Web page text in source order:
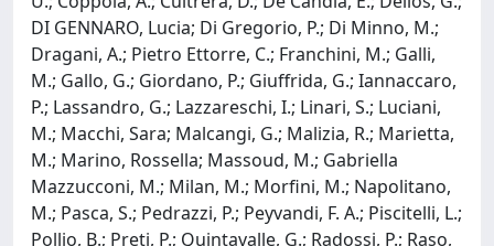
DI GENNARO, Lucia; Di Gregorio, P.; Di Minno, M.;
Dragani, A.; Pietro Ettorre, C.; Franchini, M.; Galli,
M.; Gallo, G.; Giordano, P.; Giuffrida, G.; Iannaccaro,
P.; Lassandro, G.; Lazzareschi, I.; Linari, S.; Luciani,
M.; Macchi, Sara; Malcangi, G.; Malizia, R.; Marietta,
M.; Marino, Rossella; Massoud, M.; Gabriella
Mazzucconi, M.; Milan, M.; Morfini, M.; Napolitano,
M.; Pasca, S.; Pedrazzi, P.; Peyvandi, F. A.; Piscitelli, L.;
Pollio, B.; Preti, P.; Quintavalle, G.; Radossi, P.; Raso,